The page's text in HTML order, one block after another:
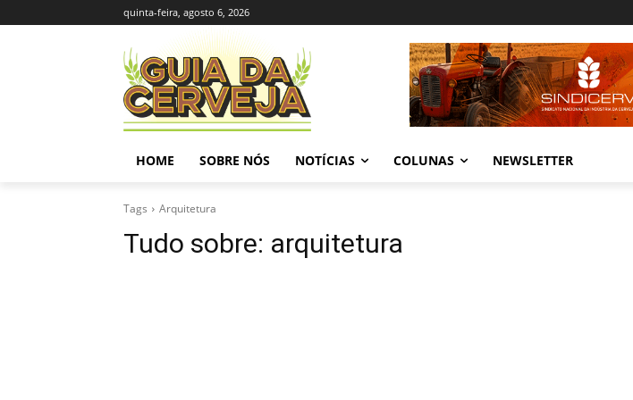
quinta-feira, agosto 6, 2026
HOME SOBRE NÓS NOTÍCIAS COLUNAS NEWSLETTER
Tags Arquitetura
Tudo sobre: arquitetura